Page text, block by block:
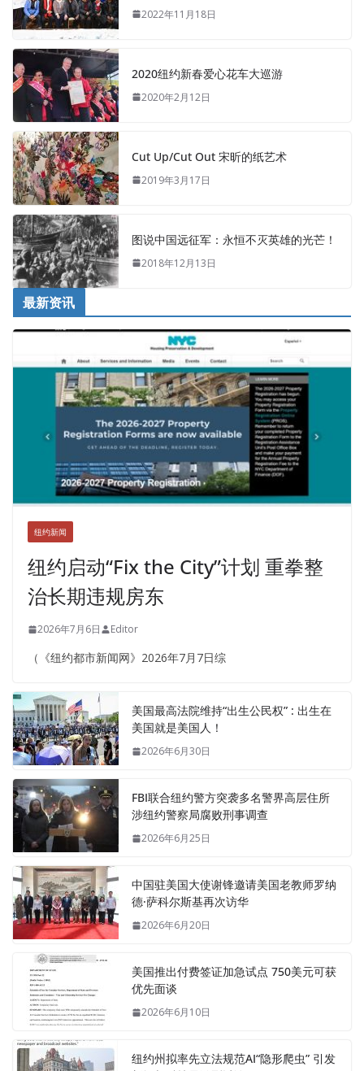
2022年11月18日
2020纽约新春爱心花车大巡游
2020年2月12日
Cut Up/Cut Out 宋昕的纸艺术
2019年3月17日
图说中国远征军：永恒不灭英雄的光芒！
2018年12月13日
最新资讯
纽约新闻
纽约启动“Fix the City”计划 重拳整
治长期违规房东
2026年7月6日 Editor
（《纽约都市新闻网》2026年7月7日综
美国最高法院维持“出生公民权” : 出生在
美国就是美国人！
2026年6月30日
FBI联合纽约警方突袭多名警界高层住所
涉纽约警察局腐败刑事调查
2026年6月25日
中国驻美国大使谢锋邀请美国老教师罗纳
德·萨科尔斯基再次访华
2026年6月20日
美国推出付费签证加急试点 750美元可获
优先面谈
2026年6月10日
纽约州拟率先立法规范AI“隐形爬虫” 引发